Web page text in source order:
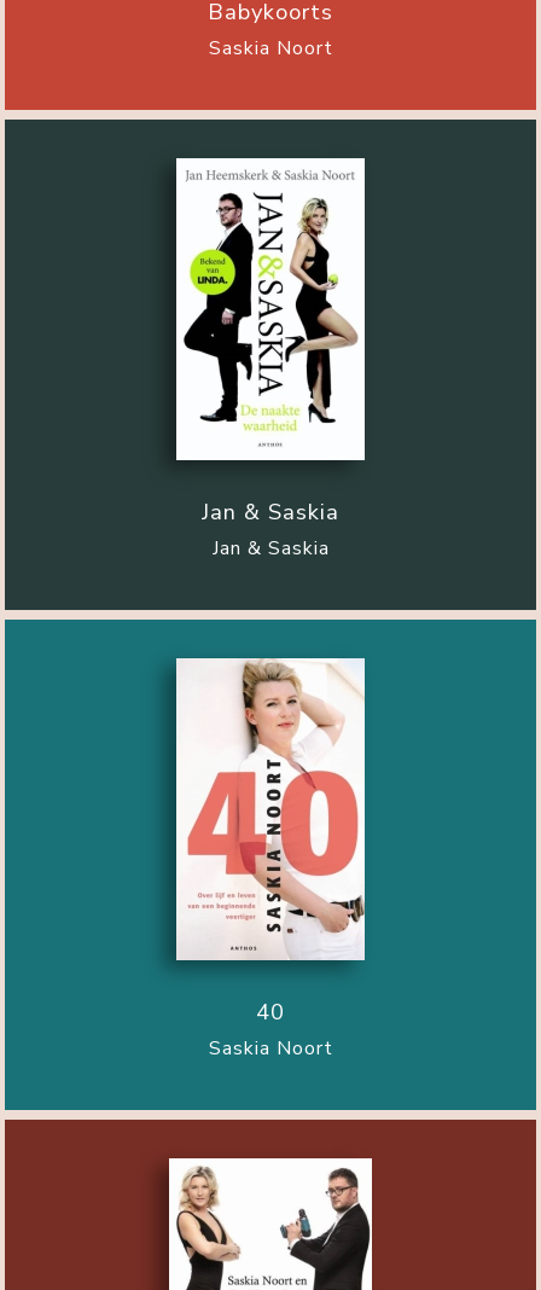
Babykoorts
Saskia Noort
Jan & Saskia
Jan & Saskia
40
Saskia Noort